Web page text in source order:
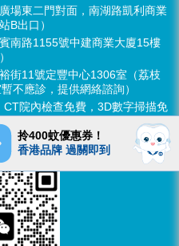
場東二門對面，南湖路凱利商業
B出口）
南路1155號中建商業大廈15樓
街11號定豐中心1306室（荔枝
不應診，提供網絡諮詢）
院內檢查免費，3D數字掃描免
代收存放服務。
2280
拎400蚊優惠券！
香港品牌 過關即到